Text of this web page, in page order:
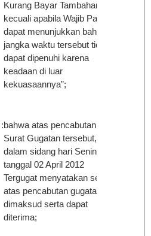
Kurang Bayar Tambahan,
kecuali apabila Wajib Pajak
dapat menunjukkan bahwa
jangka waktu tersebut tidak
dapat dipenuhi karena
keadaan di luar
kekuasaannya”;
:bahwa atas pencabutan
Surat Gugatan tersebut,
dalam sidang hari Senin
tanggal 02 April 2012
Tergugat menyatakan setuju
atas pencabutan gugatan
dimaksud serta dapat
diterima;